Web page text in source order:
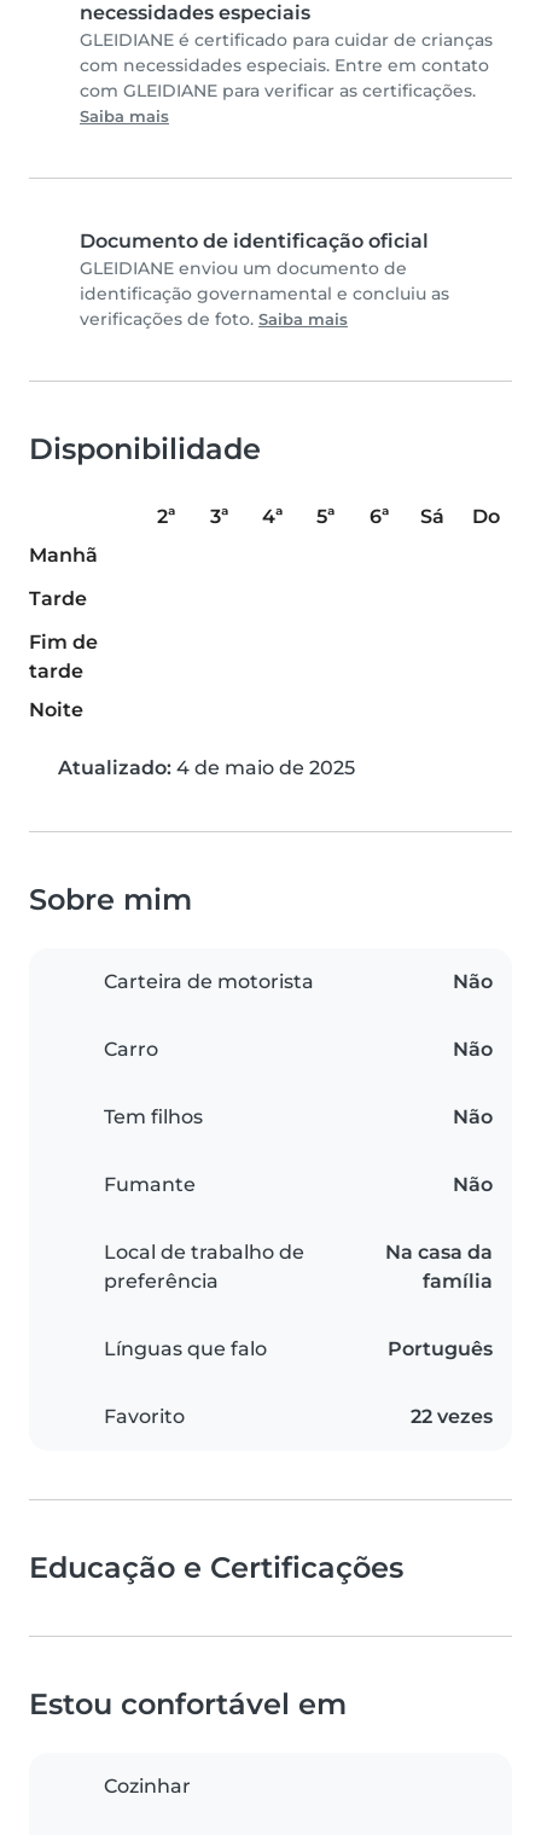
necessidades especiais
GLEIDIANE é certificado para cuidar de crianças
com necessidades especiais. Entre em contato
com GLEIDIANE para verificar as certificações.
Saiba mais
Documento de identificação oficial
GLEIDIANE enviou um documento de
identificação governamental e concluiu as
verificações de foto. Saiba mais
Disponibilidade
2ª 3ª 4ª 5ª 6ª Sá
Do
Manhã
Tarde
Fim de
tarde
Noite
Atualizado: 4 de maio de 2025
Sobre mim
Carteira de motorista Não
Carro Não
Tem filhos Não
Fumante Não
Local de trabalho de
preferência
Na casa da
família
Línguas que falo Português
Favorito 22 vezes
Educação e Certificações
Estou confortável em
Cozinhar